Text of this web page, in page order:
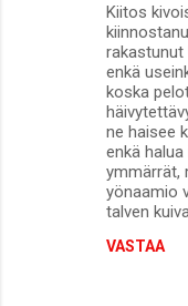
Kiitos
rakastunut
enkä
koska
ne haisee
enkä
ymmärrät,
yönaamio
talven
VASTAA